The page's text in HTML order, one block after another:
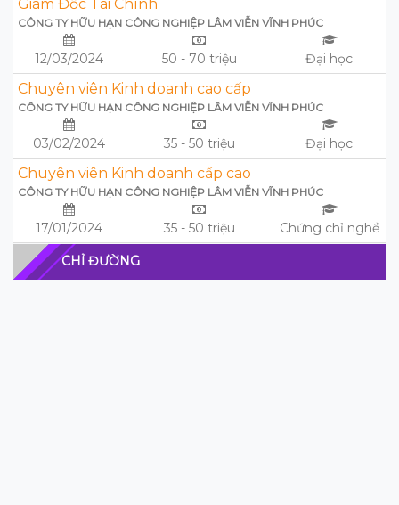
Giám Đốc Tài Chính
CÔNG TY HỮU HẠN CÔNG NGHIỆP LÂM VIỄN VĨNH PHÚC
12/03/2024 50 - 70 triệu Đại học
Chuyên viên Kinh doanh cao cấp
CÔNG TY HỮU HẠN CÔNG NGHIỆP LÂM VIỄN VĨNH PHÚC
03/02/2024 35 - 50 triệu Đại học
Chuyên viên Kinh doanh cấp cao
CÔNG TY HỮU HẠN CÔNG NGHIỆP LÂM VIỄN VĨNH PHÚC
17/01/2024 35 - 50 triệu Chứng chỉ nghề
CHỈ ĐƯỜNG